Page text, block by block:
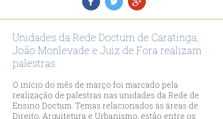
Unidades da Rede Doctum de Caratinga,
João Monlevade e Juiz de Fora realizam
palestras
O início do mês de março foi marcado pela
realização de palestras nas unidades da Rede de
Ensino Doctum. Temas relacionados às áreas de
Direito, Arquitetura e Urbanismo, estão entre os